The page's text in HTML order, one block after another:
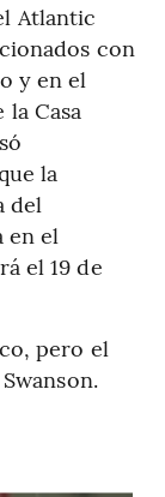
Atlantic
con
y en el
Casa
la
del
en el
el 19 de
pero el